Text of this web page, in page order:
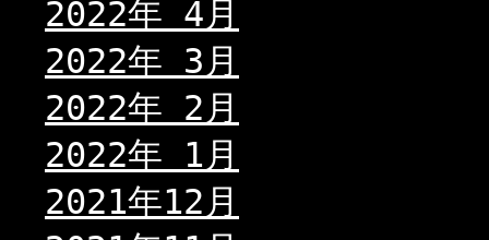
2022年 4月
2022年 3月
2022年 2月
2022年 1月
2021年12月